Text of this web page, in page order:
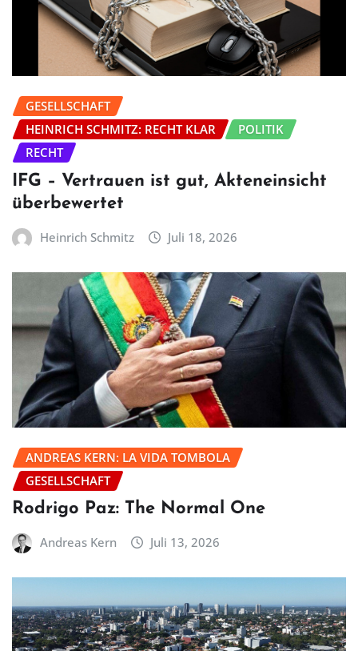
GESELLSCHAFT
HEINRICH SCHMITZ: RECHT KLAR
POLITIK
RECHT
IFG – Vertrauen ist gut, Akteneinsicht
überbewertet
Heinrich Schmitz Juli 18, 2026
ANDREAS KERN: LA VIDA TOMBOLA
GESELLSCHAFT
Rodrigo Paz: The Normal One
Andreas Kern Juli 13, 2026